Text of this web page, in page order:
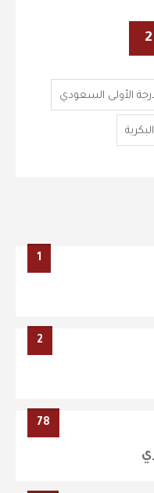
2
الأولى السعودي
1
2
78